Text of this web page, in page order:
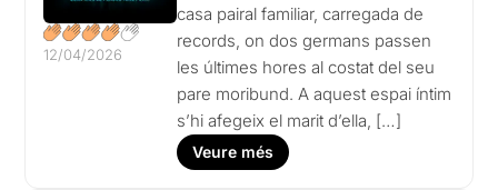
12/04/2026
casa pairal familiar, carregada de
records, on dos germans passen
les últimes hores al costat del seu
pare moribund. A aquest espai íntim
s’hi afegeix el marit d’ella, […]
Veure més